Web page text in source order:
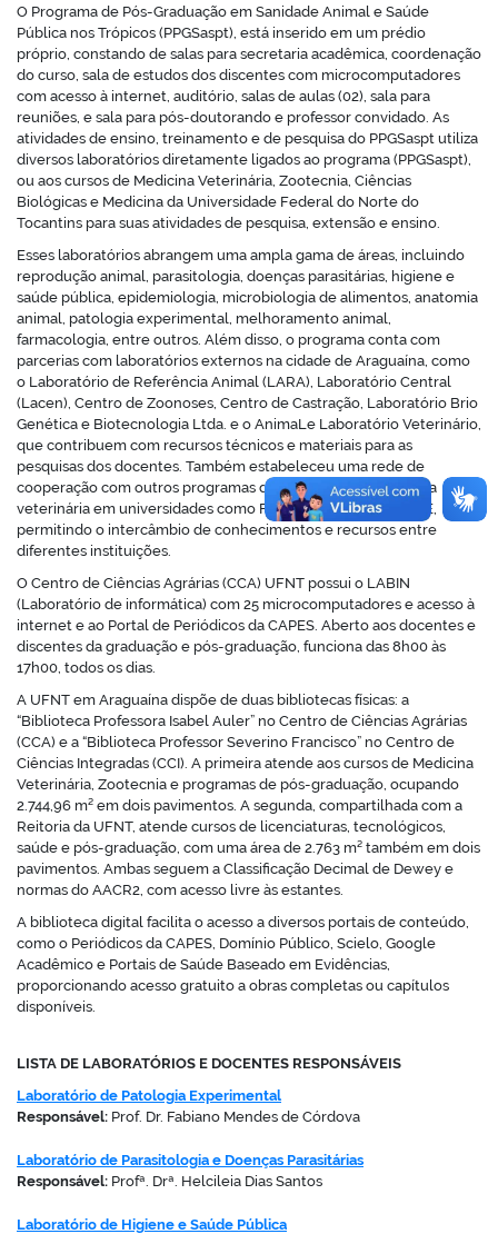
portal
O Programa de Pós-Graduação em Sanidade Animal e Saúde
Pública nos Trópicos (PPGSaspt), está inserido em um prédio
próprio, constando de salas para secretaria acadêmica, coordenação
do curso, sala de estudos dos discentes com microcomputadores
com acesso à internet, auditório, salas de aulas (02), sala para
reuniões, e sala para pós-doutorando e professor convidado. As
atividades de ensino, treinamento e de pesquisa do PPGSaspt utiliza
diversos laboratórios diretamente ligados ao programa (PPGSaspt),
ou aos cursos de Medicina Veterinária, Zootecnia, Ciências
Biológicas e Medicina da Universidade Federal do Norte do
Tocantins para suas atividades de pesquisa, extensão e ensino.
Esses laboratórios abrangem uma ampla gama de áreas, incluindo
reprodução animal, parasitologia, doenças parasitárias, higiene e
saúde pública, epidemiologia, microbiologia de alimentos, anatomia
animal, patologia experimental, melhoramento animal,
farmacologia, entre outros. Além disso, o programa conta com
parcerias com laboratórios externos na cidade de Araguaína, como
o Laboratório de Referência Animal (LARA), Laboratório Central
(Lacen), Centro de Zoonoses, Centro de Castração, Laboratório Brio
Genética e Biotecnologia Ltda. e o AnimaLe Laboratório Veterinário,
que contribuem com recursos técnicos e materiais para as
pesquisas dos docentes. Também estabeleceu uma rede de
cooperação com outros programas de pós-graduação da área
veterinária em universidades como FZEA/USP, UFRA e UECE,
permitindo o intercâmbio de conhecimentos e recursos entre
diferentes instituições.
O Centro de Ciências Agrárias (CCA) UFNT possui o LABIN
(Laboratório de informática) com 25 microcomputadores e acesso à
internet e ao Portal de Periódicos da CAPES. Aberto aos docentes e
discentes da graduação e pós-graduação, funciona das 8h00 às
17h00, todos os dias.
A UFNT em Araguaína dispõe de duas bibliotecas físicas: a
“Biblioteca Professora Isabel Auler” no Centro de Ciências Agrárias
(CCA) e a “Biblioteca Professor Severino Francisco” no Centro de
Ciências Integradas (CCI). A primeira atende aos cursos de Medicina
Veterinária, Zootecnia e programas de pós-graduação, ocupando
2.744,96 m² em dois pavimentos. A segunda, compartilhada com a
Reitoria da UFNT, atende cursos de licenciaturas, tecnológicos,
saúde e pós-graduação, com uma área de 2.763 m² também em dois
pavimentos. Ambas seguem a Classificação Decimal de Dewey e
normas do AACR2, com acesso livre às estantes.
A biblioteca digital facilita o acesso a diversos portais de conteúdo,
como o Periódicos da CAPES, Domínio Público, Scielo, Google
Acadêmico e Portais de Saúde Baseado em Evidências,
proporcionando acesso gratuito a obras completas ou capítulos
disponíveis.
LISTA DE LABORATÓRIOS E DOCENTES RESPONSÁVEIS
Laboratório de Patologia Experimental
Responsável: Prof. Dr. Fabiano Mendes de Córdova
Laboratório de Parasitologia e Doenças Parasitárias
Responsável: Profª. Drª. Helcileia Dias Santos
Laboratório de Higiene e Saúde Pública